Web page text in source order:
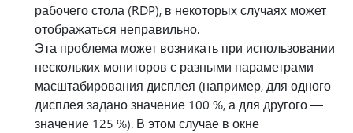
рабочего стола (RDP), в некоторых случаях может
отображаться неправильно.
Эта проблема может возникать при использовании
нескольких мониторов с разными параметрами
масштабирования дисплея (например, для одного
дисплея задано значение 100 %, а для другого —
значение 125 %). В этом случае в окне